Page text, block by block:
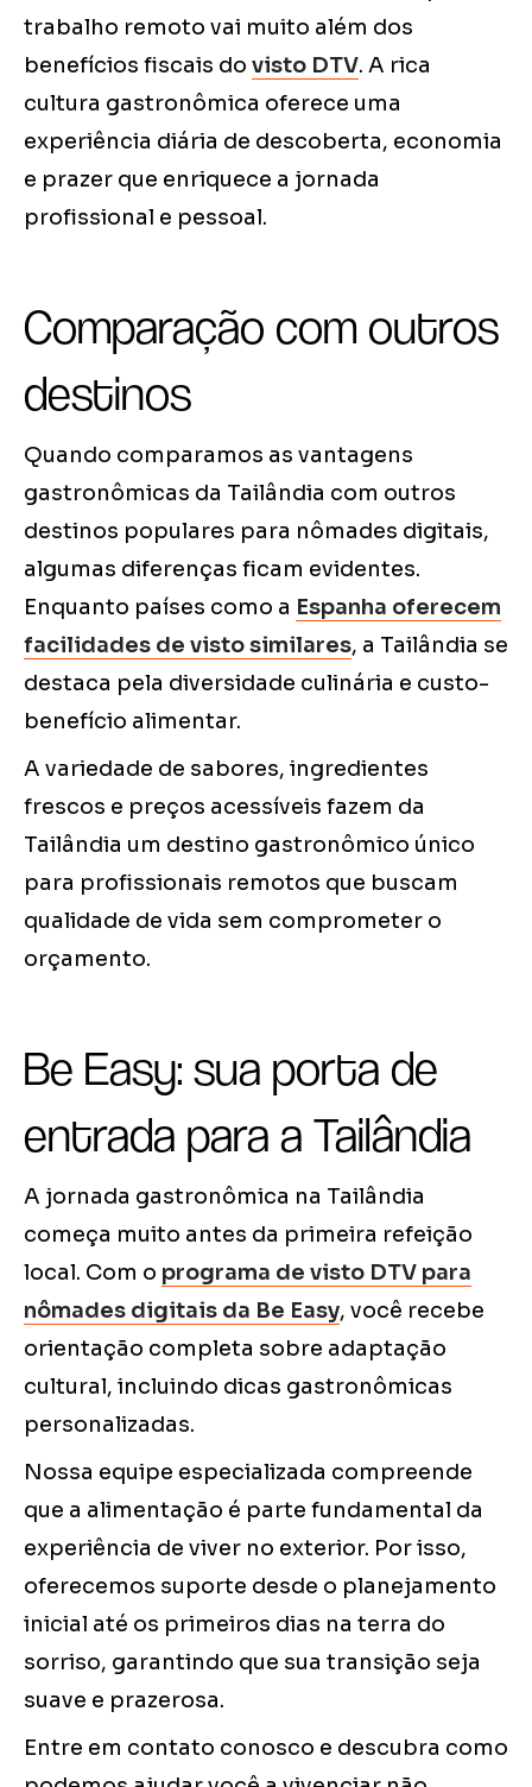
trabalho remoto vai muito além dos
benefícios fiscais do visto DTV. A rica
cultura gastronômica oferece uma
experiência diária de descoberta, economia
e prazer que enriquece a jornada
profissional e pessoal.
Comparação com outros
destinos
Quando comparamos as vantagens
gastronômicas da Tailândia com outros
destinos populares para nômades digitais,
algumas diferenças ficam evidentes.
Enquanto países como a Espanha oferecem
facilidades de visto similares, a Tailândia se
destaca pela diversidade culinária e custo-
benefício alimentar.
A variedade de sabores, ingredientes
frescos e preços acessíveis fazem da
Tailândia um destino gastronômico único
para profissionais remotos que buscam
qualidade de vida sem comprometer o
orçamento.
Be Easy: sua porta de
entrada para a Tailândia
A jornada gastronômica na Tailândia
começa muito antes da primeira refeição
local. Com o programa de visto DTV para
nômades digitais da Be Easy, você recebe
orientação completa sobre adaptação
cultural, incluindo dicas gastronômicas
personalizadas.
Nossa equipe especializada compreende
que a alimentação é parte fundamental da
experiência de viver no exterior. Por isso,
oferecemos suporte desde o planejamento
inicial até os primeiros dias na terra do
sorriso, garantindo que sua transição seja
suave e prazerosa.
Entre em contato conosco e descubra como